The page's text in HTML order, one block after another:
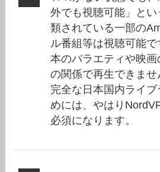
外でも視聴可能」と
類されている一部の
ル番組等は視聴可能
本のバラエティや映画
の関係で再生できま
完全な日本国内ライ
めには、やはり
必須になります。